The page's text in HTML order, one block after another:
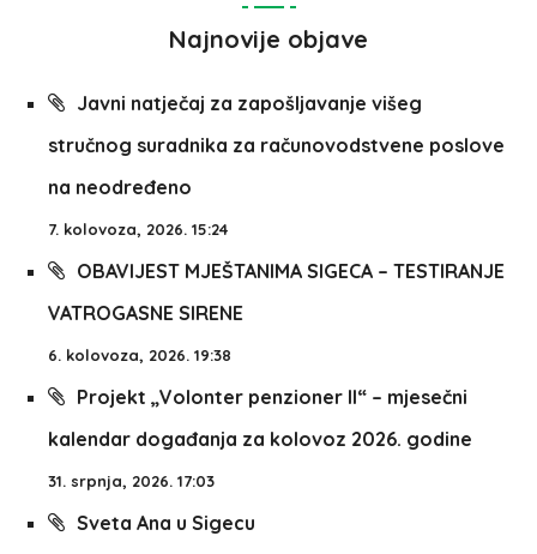
Najnovije objave
Javni natječaj za zapošljavanje višeg
stručnog suradnika za računovodstvene poslove
na neodređeno
7. kolovoza, 2026. 15:24
OBAVIJEST MJEŠTANIMA SIGECA – TESTIRANJE
VATROGASNE SIRENE
6. kolovoza, 2026. 19:38
Projekt „Volonter penzioner II“ – mjesečni
kalendar događanja za kolovoz 2026. godine
31. srpnja, 2026. 17:03
Sveta Ana u Sigecu